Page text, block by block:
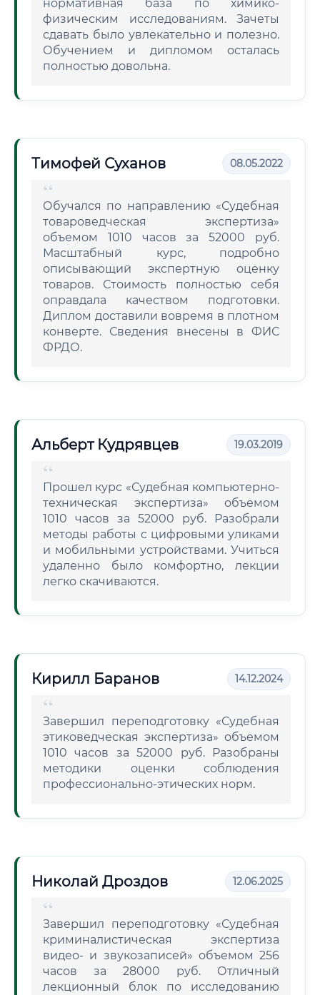
нормативная база по химико-
физическим исследованиям. Зачеты
сдавать было увлекательно и полезно.
Обучением и дипломом осталась
полностью довольна.
Тимофей Суханов 08.05.2022
Обучался по направлению «Судебная
товароведческая экспертиза»
объемом 1010 часов за 52000 руб.
Масштабный курс, подробно
описывающий экспертную оценку
товаров. Стоимость полностью себя
оправдала качеством подготовки.
Диплом доставили вовремя в плотном
конверте. Сведения внесены в ФИС
ФРДО.
Альберт Кудрявцев 19.03.2019
Прошел курс «Судебная компьютерно-
техническая экспертиза» объемом
1010 часов за 52000 руб. Разобрали
методы работы с цифровыми уликами
и мобильными устройствами. Учиться
удаленно было комфортно, лекции
легко скачиваются.
Кирилл Баранов 14.12.2024
Завершил переподготовку «Судебная
этиковедческая экспертиза» объемом
1010 часов за 52000 руб. Разобраны
методики оценки соблюдения
профессионально-этических норм.
Николай Дроздов 12.06.2025
Завершил переподготовку «Судебная
криминалистическая экспертиза
видео- и звукозаписей» объемом 256
часов за 28000 руб. Отличный
лекционный блок по исследованию